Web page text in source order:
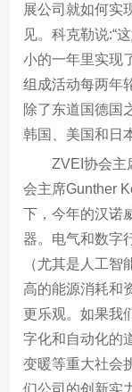
展公司就如何实
见。科克勒说:“
小的一年里实现
组成活动每两年
除了东道国德国
韩国、美国和日
ZVEI协会主
会主席Gunther
下，今年的汉
器。电气和数字
（尤其是人工
高的能源消耗和
更乐观。如果我
字化和自动化的
变暖等重大社会